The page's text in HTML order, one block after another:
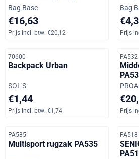
Merk:
Bag Base
Prijs: 16,63, inclusief btw: 20,12
€16,63
Prijs incl. btw: €20,12
Merk:
Bag
Prijs:
Prijs
Artikelnummer
70600
Backpack Urban
Merk:
SOL'S
Prijs: 1,44, inclusief btw: 1,74
€1,44
Prijs incl. btw: €1,74
PA532
Merk:
Prijs
Artikelnummer
PA535
Multisport rugzak PA535
PA518